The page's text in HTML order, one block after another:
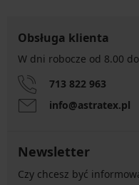
Obsługa klienta
W dni robocze od 8.00
713 822 963
info@astratex.pl
Newsletter
Czy chcesz być